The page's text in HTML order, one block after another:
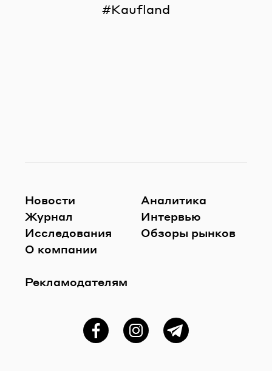
Kaufland
Новости
Журнал
Исследования
О компании
Рекламодателям
Аналитика
Интервью
Обзоры рынков
ФейсбукInstagramTelegram